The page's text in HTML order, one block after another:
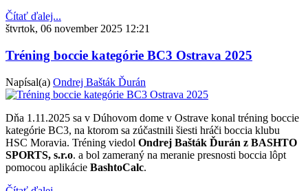
Čítať ďalej...
štvrtok, 06 november 2025 12:21
Tréning boccie kategórie BC3 Ostrava 2025
Napísal(a) Ondrej Bašták Ďurán
Dňa 1.11.2025 sa v Dúhovom dome v Ostrave konal tréning boccie
kategórie BC3, na ktorom sa zúčastnili šiesti hráči boccia klubu
HSC Moravia. Tréning viedol Ondrej Bašták Ďurán z BASHTO
SPORTS, s.r.o. a bol zameraný na meranie presnosti boccia lôpt
pomocou aplikácie BashtoCalc.